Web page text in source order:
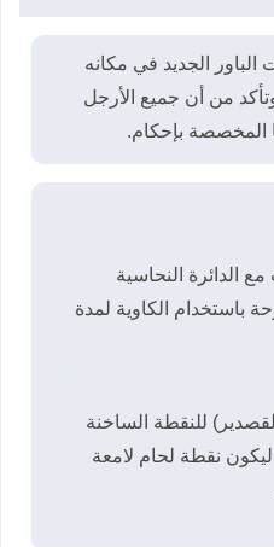
الجديد في مكانه
من أن جميع الأرجل
المخصصة بإحكام.
الدائرة النحاسية
باستخدام الكاوية لمدة
للنقطة الساخنة
نقطة لحام لامعة